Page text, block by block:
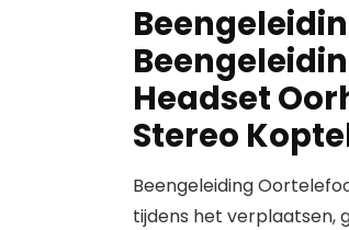
Headset
Stereo
Beengeleiding
tijdens het verplaatsen,